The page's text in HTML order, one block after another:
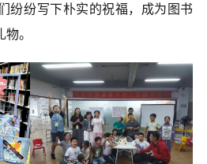
纷纷写下朴实的祝福，成为图书
。